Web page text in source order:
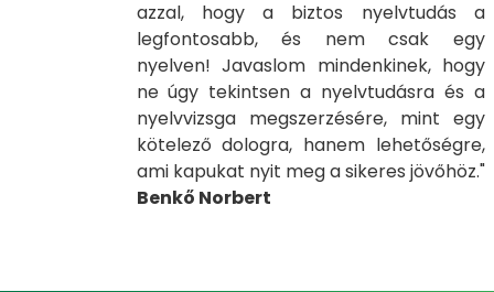
azzal, hogy a biztos nyelvtudás a
legfontosabb, és nem csak egy
nyelven! Javaslom mindenkinek, hogy
ne úgy tekintsen a nyelvtudásra és a
nyelvvizsga megszerzésére, mint egy
kötelező dologra, hanem lehetőségre,
ami kapukat nyit meg a sikeres jövőhöz."
Benkő Norbert